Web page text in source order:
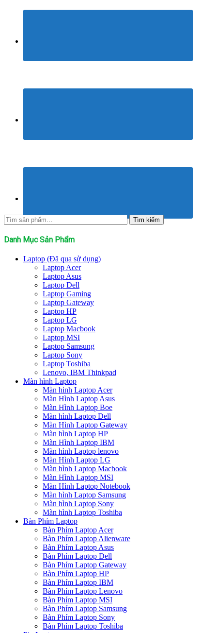
Tìm
kiếm:
Tìm kiếm
Danh Mục Sản Phẩm
Laptop (Đã qua sử dụng)
Laptop Acer
Laptop Asus
Laptop Dell
Laptop Gaming
Laptop Gateway
Laptop HP
Laptop LG
Laptop Macbook
Laptop MSI
Laptop Samsung
Laptop Sony
Laptop Toshiba
Lenovo, IBM Thinkpad
Màn hình Laptop
Màn hình Laptop Acer
Màn Hình Laptop Asus
Màn Hình Laptop Boe
Màn hình Laptop Dell
Màn Hình Laptop Gateway
Màn hình Laptop HP
Màn Hình Laptop IBM
Màn hình Laptop lenovo
Màn Hình Laptop LG
Màn hình Laptop Macbook
Màn Hình Laptop MSI
Màn Hình Laptop Notebook
Màn hình Laptop Samsung
Màn hình Laptop Sony
Màn hình Laptop Toshiba
Bàn Phím Laptop
Bàn Phím Laptop Acer
Bàn Phím Laptop Alienware
Bàn Phím Laptop Asus
Bàn Phím Laptop Dell
Bàn Phím Laptop Gateway
Bàn Phím Laptop HP
Bàn Phím Laptop IBM
Bàn Phím Laptop Lenovo
Bàn Phím Laptop MSI
Bàn Phím Laptop Samsung
Bàn Phím Laptop Sony
Bàn Phím Laptop Toshiba